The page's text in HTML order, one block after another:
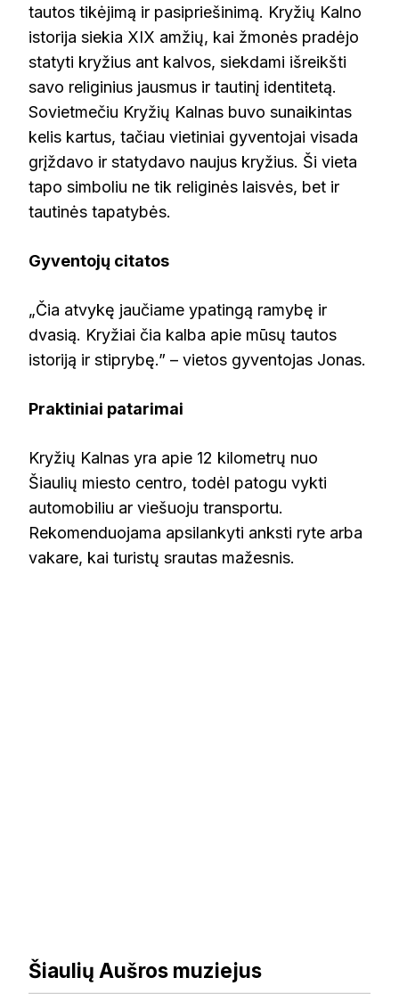
tautos tikėjimą ir pasipriešinimą. Kryžių Kalno
istorija siekia XIX amžių, kai žmonės pradėjo
statyti kryžius ant kalvos, siekdami išreikšti
savo religinius jausmus ir tautinį identitetą.
Sovietmečiu Kryžių Kalnas buvo sunaikintas
kelis kartus, tačiau vietiniai gyventojai visada
grįždavo ir statydavo naujus kryžius. Ši vieta
tapo simboliu ne tik religinės laisvės, bet ir
tautinės tapatybės.
Gyventojų citatos
„Čia atvykę jaučiame ypatingą ramybę ir
dvasią. Kryžiai čia kalba apie mūsų tautos
istoriją ir stiprybę.” – vietos gyventojas Jonas.
Praktiniai patarimai
Kryžių Kalnas yra apie 12 kilometrų nuo
Šiaulių miesto centro, todėl patogu vykti
automobiliu ar viešuoju transportu.
Rekomenduojama apsilankyti anksti ryte arba
vakare, kai turistų srautas mažesnis.
Šiaulių Aušros muziejus